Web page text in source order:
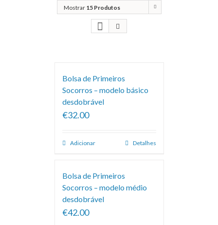
Mostrar 15 Produtos
Bolsa de Primeiros
Socorros – modelo básico
desdobrável
€32.00
Adicionar Detalhes
Bolsa de Primeiros
Socorros – modelo médio
desdobrável
€42.00